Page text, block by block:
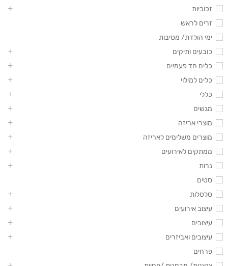
זכוכיות
זרים לראש
ימי הולדת/ מסיבות
כובעים ותיקים
כלים חד פעמיים
כלים למילוי
כללי
מגשים
מוצרי אריזה
מוצרים משלימים לאריזה
ממתקים לאירועים
נרות
סטים
סלסלות
עיצוב אירועים
עיצובים
עיצובים ואביזרים
פרחים